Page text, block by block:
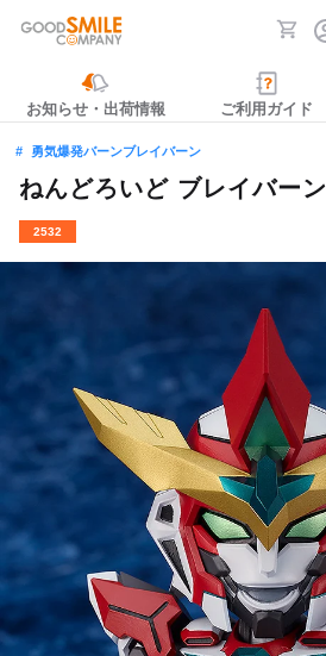
お知らせ・出荷情報 ご利用ガイド
勇気爆発バーンブレイバーン
ねんどろいど ブレイバーン
2532